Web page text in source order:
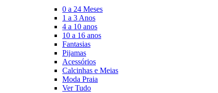
0 a 24 Meses
1 a 3 Anos
4 a 10 anos
10 a 16 anos
Fantasias
Pijamas
Acessórios
Calcinhas e Meias
Moda Praia
Ver Tudo